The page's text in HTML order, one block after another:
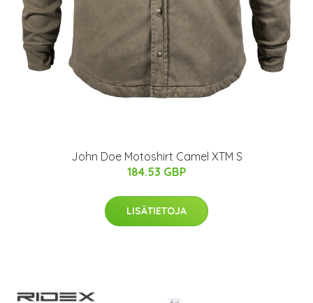
John Doe Motoshirt Camel XTM S
184.53 GBP
LISÄTIETOJA